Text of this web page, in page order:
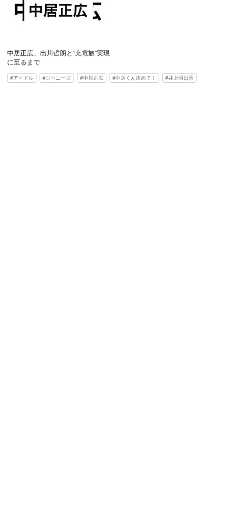
中居正広、出川哲朗と“充電旅”実現
に至るまで
アイドル ジャニーズ 中居正広 中居くん決めて！ 井上明日香